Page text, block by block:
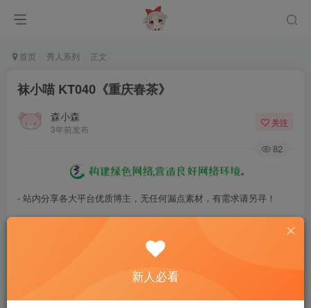
首页 秀人系列 正文
袜小喵 KT040《重庆春茶》
森小森
3年前发布
关注
82
- 站内分享各大平台优质博主，无任何漏点素材，有需求请另寻！
- 百度网盘提示提取码错误，请更换浏览器重试，这是百度网盘版本问
- 遇见解压密码不对、无法解压，请查看
- 资源失效/充值未到账/账号解禁...等问题请《提交工单》
新人必看